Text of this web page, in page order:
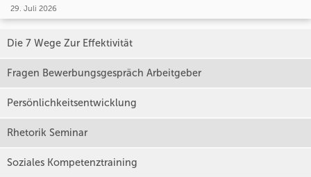
29. Juli 2026
Die 7 Wege Zur Effektivität
Fragen Bewerbungsgespräch Arbeitgeber
Persönlichkeitsentwicklung
Rhetorik Seminar
Soziales Kompetenztraining